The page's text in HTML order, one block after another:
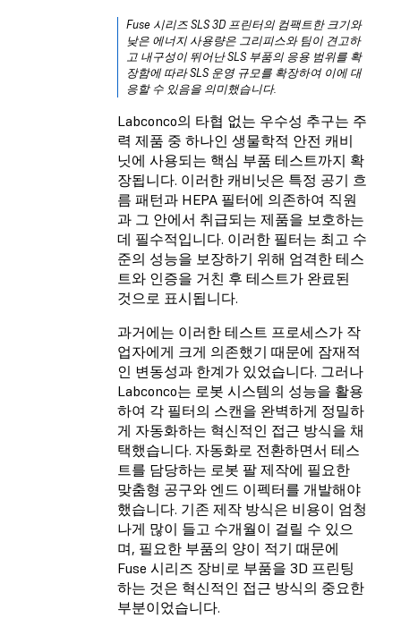
Fuse 시리즈 SLS 3D 프린터의 컴팩트한 크기와
낮은 에너지 사용량은 그리피스와 팀이 견고하
고 내구성이 뛰어난 SLS 부품의 응용 범위를 확
장함에 따라 SLS 운영 규모를 확장하여 이에 대
응할 수 있음을 의미했습니다.
Labconco의 타협 없는 우수성 추구는 주
력 제품 중 하나인 생물학적 안전 캐비
닛에 사용되는 핵심 부품 테스트까지 확
장됩니다. 이러한 캐비닛은 특정 공기 흐
름 패턴과 HEPA 필터에 의존하여 직원
과 그 안에서 취급되는 제품을 보호하는
데 필수적입니다. 이러한 필터는 최고 수
준의 성능을 보장하기 위해 엄격한 테스
트와 인증을 거친 후 테스트가 완료된
것으로 표시됩니다.
과거에는 이러한 테스트 프로세스가 작
업자에게 크게 의존했기 때문에 잠재적
인 변동성과 한계가 있었습니다. 그러나
Labconco는 로봇 시스템의 성능을 활용
하여 각 필터의 스캔을 완벽하게 정밀하
게 자동화하는 혁신적인 접근 방식을 채
택했습니다. 자동화로 전환하면서 테스
트를 담당하는 로봇 팔 제작에 필요한
맞춤형 공구와 엔드 이펙터를 개발해야
했습니다. 기존 제작 방식은 비용이 엄청
나게 많이 들고 수개월이 걸릴 수 있으
며, 필요한 부품의 양이 적기 때문에
Fuse 시리즈 장비로 부품을 3D 프린팅
하는 것은 혁신적인 접근 방식의 중요한
부분이었습니다.